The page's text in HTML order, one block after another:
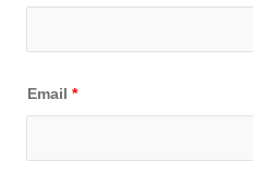
Email *